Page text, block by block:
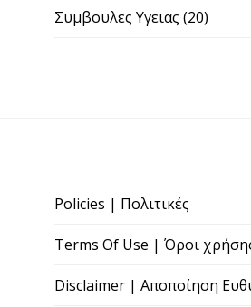
Συμβουλες Υγειας (20)
Policies | Πολιτικές
Terms Of Use | Όροι
Disclaimer | Αποποίηση